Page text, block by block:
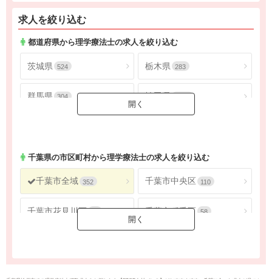
求人を絞り込む
都道府県から理学療法士の求人を絞り込む
茨城県 524 栃木県 283
群馬県 304 埼玉県
神奈川県 2686
千葉県の市区町村から理学療法士の求人を絞り込む
千葉市全域 352 千葉市中央区 110
千葉市花見川区 千葉市稲毛区 58